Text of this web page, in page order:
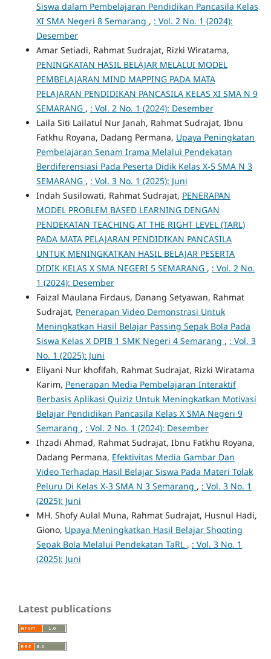
Siswa dalam Pembelajaran Pendidikan Pancasila Kelas
XI SMA Negeri 8 Semarang , : Vol. 2 No. 1 (2024):
Desember
Amar Setiadi, Rahmat Sudrajat, Rizki Wiratama,
PENINGKATAN HASIL BELAJAR MELALUI MODEL
PEMBELAJARAN MIND MAPPING PADA MATA
PELAJARAN PENDIDIKAN PANCASILA KELAS XI SMA N 9
SEMARANG , : Vol. 2 No. 1 (2024): Desember
Laila Siti Lailatul Nur Janah, Rahmat Sudrajat, Ibnu
Fatkhu Royana, Dadang Permana, Upaya Peningkatan
Pembelajaran Senam Irama Melalui Pendekatan
Berdiferensiasi Pada Peserta Didik Kelas X-5 SMA N 3
SEMARANG , : Vol. 3 No. 1 (2025): Juni
Indah Susilowati, Rahmat Sudrajat, PENERAPAN
MODEL PROBLEM BASED LEARNING DENGAN
PENDEKATAN TEACHING AT THE RIGHT LEVEL (TARL)
PADA MATA PELAJARAN PENDIDIKAN PANCASILA
UNTUK MENINGKATKAN HASIL BELAJAR PESERTA
DIDIK KELAS X SMA NEGERI 5 SEMARANG , : Vol. 2 No.
1 (2024): Desember
Faizal Maulana Firdaus, Danang Setyawan, Rahmat
Sudrajat, Penerapan Video Demonstrasi Untuk
Meningkatkan Hasil Belajar Passing Sepak Bola Pada
Siswa Kelas X DPIB 1 SMK Negeri 4 Semarang , : Vol. 3
No. 1 (2025): Juni
Eliyani Nur khofifah, Rahmat Sudrajat, Rizki Wiratama
Karim, Penerapan Media Pembelajaran Interaktif
Berbasis Aplikasi Quiziz Untuk Meningkatkan Motivasi
Belajar Pendidikan Pancasila Kelas X SMA Negeri 9
Semarang , : Vol. 2 No. 1 (2024): Desember
Ihzadi Ahmad, Rahmat Sudrajat, Ibnu Fatkhu Royana,
Dadang Permana, Efektivitas Media Gambar Dan
Video Terhadap Hasil Belajar Siswa Pada Materi Tolak
Peluru Di Kelas X-3 SMA N 3 Semarang , : Vol. 3 No. 1
(2025): Juni
MH. Shofy Aulal Muna, Rahmat Sudrajat, Husnul Hadi,
Giono, Upaya Meningkatkan Hasil Belajar Shooting
Sepak Bola Melalui Pendekatan TaRL , : Vol. 3 No. 1
(2025): Juni
Latest publications